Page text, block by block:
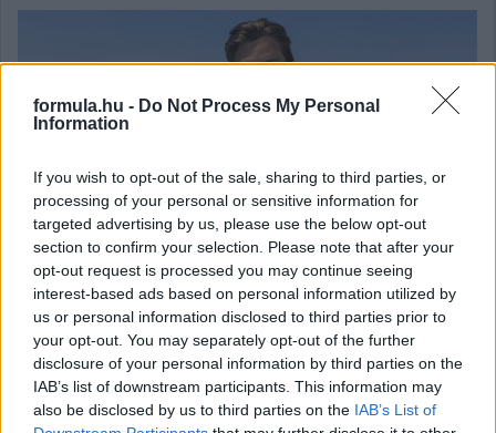
formula.hu - Do Not Process My Personal
Information
If you wish to opt-out of the sale, sharing to third parties, or
processing of your personal or sensitive information for
targeted advertising by us, please use the below opt-out
section to confirm your selection. Please note that after your
opt-out request is processed you may continue seeing
interest-based ads based on personal information utilized by
us or personal information disclosed to third parties prior to
your opt-out. You may separately opt-out of the further
disclosure of your personal information by third parties on the
IAB’s list of downstream participants. This information may
also be disclosed by us to third parties on the IAB’s List of
Balogh Tamás
4 napja